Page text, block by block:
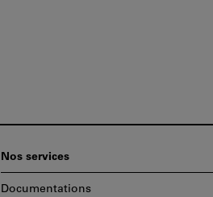
Nos services
Documentations